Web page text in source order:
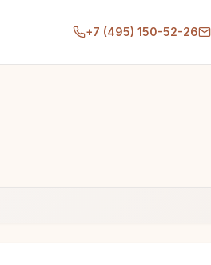
+7 (495) 150-52-26